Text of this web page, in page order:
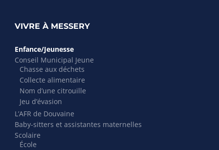
VIVRE À MESSERY
Enfance/Jeunesse
Conseil Municipal Jeune
Chasse aux déchets
Collecte alimentaire
Nom d’une citrouille
Jeu d’évasion
L’AFR de Douvaine
Baby-sitters et assistantes maternelles
Scolaire
École